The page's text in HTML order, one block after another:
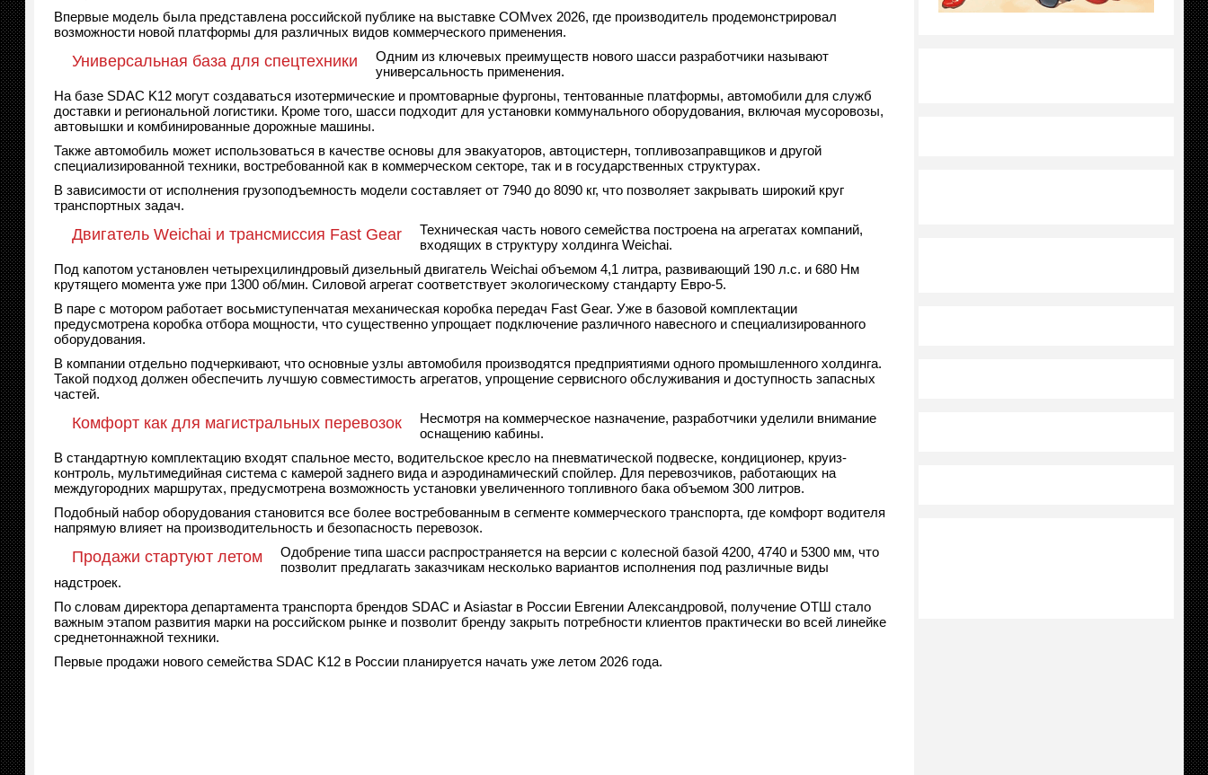
Впервые модель была представлена российской публике на выставке COMvex 2026, где производитель продемонстрировал
возможности новой платформы для различных видов коммерческого применения.
Универсальная база для спецтехники
Одним из ключевых преимуществ нового шасси разработчики называют
универсальность применения.
На базе SDAC K12 могут создаваться изотермические и промтоварные фургоны, тентованные платформы, автомобили для служб
доставки и региональной логистики. Кроме того, шасси подходит для установки коммунального оборудования, включая мусоровозы,
автовышки и комбинированные дорожные машины.
Также автомобиль может использоваться в качестве основы для эвакуаторов, автоцистерн, топливозаправщиков и другой
специализированной техники, востребованной как в коммерческом секторе, так и в государственных структурах.
В зависимости от исполнения грузоподъемность модели составляет от 7940 до 8090 кг, что позволяет закрывать широкий круг
транспортных задач.
Двигатель Weichai и трансмиссия Fast Gear
Техническая часть нового семейства построена на агрегатах компаний,
входящих в структуру холдинга Weichai.
Под капотом установлен четырехцилиндровый дизельный двигатель Weichai объемом 4,1 литра, развивающий 190 л.с. и 680 Нм
крутящего момента уже при 1300 об/мин. Силовой агрегат соответствует экологическому стандарту Евро-5.
В паре с мотором работает восьмиступенчатая механическая коробка передач Fast Gear. Уже в базовой комплектации
предусмотрена коробка отбора мощности, что существенно упрощает подключение различного навесного и специализированного
оборудования.
В компании отдельно подчеркивают, что основные узлы автомобиля производятся предприятиями одного промышленного холдинга.
Такой подход должен обеспечить лучшую совместимость агрегатов, упрощение сервисного обслуживания и доступность запасных
частей.
Комфорт как для магистральных перевозок
Несмотря на коммерческое назначение, разработчики уделили внимание
оснащению кабины.
В стандартную комплектацию входят спальное место, водительское кресло на пневматической подвеске, кондиционер, круиз-
контроль, мультимедийная система с камерой заднего вида и аэродинамический спойлер. Для перевозчиков, работающих на
междугородних маршрутах, предусмотрена возможность установки увеличенного топливного бака объемом 300 литров.
Подобный набор оборудования становится все более востребованным в сегменте коммерческого транспорта, где комфорт водителя
напрямую влияет на производительность и безопасность перевозок.
Продажи стартуют летом
Одобрение типа шасси распространяется на версии с колесной базой 4200, 4740 и 5300 мм, что
позволит предлагать заказчикам несколько вариантов исполнения под различные виды
надстроек.
По словам директора департамента транспорта брендов SDAC и Asiastar в России Евгении Александровой, получение ОТШ стало
важным этапом развития марки на российском рынке и позволит бренду закрыть потребности клиентов практически во всей линейке
среднетоннажной техники.
Первые продажи нового семейства SDAC K12 в России планируется начать уже летом 2026 года.